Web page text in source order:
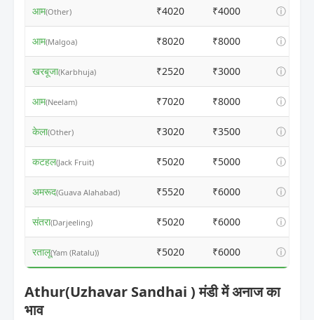
आम(Other) ₹4020 ₹4000 ⓘ
आम(Malgoa) ₹8020 ₹8000 ⓘ
खरबूजा(Karbhuja) ₹2520 ₹3000 ⓘ
आम(Neelam) ₹7020 ₹8000 ⓘ
केला(Other) ₹3020 ₹3500 ⓘ
कटहल(Jack Fruit) ₹5020 ₹5000 ⓘ
अमरूद(Guava Alahabad) ₹5520 ₹6000 ⓘ
संतरा(Darjeeling) ₹5020 ₹6000 ⓘ
रतालू(Yam (Ratalu)) ₹5020 ₹6000 ⓘ
Athur(Uzhavar Sandhai ) मंडी में अनाज का
भाव